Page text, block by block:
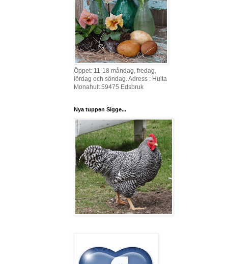
Öppet: 11-18 måndag, fredag,
lördag och söndag. Adress : Hulta
Monahult 59475 Edsbruk
Nya tuppen Sigge...